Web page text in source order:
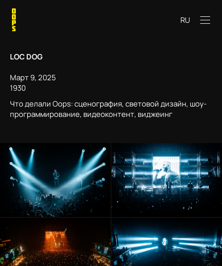
RU
LOC DOG
Март 9, 2025
1930
Что делали Oops: сценография, световой дизайн, шоу-
программирование, видеоконтент, виджеинг